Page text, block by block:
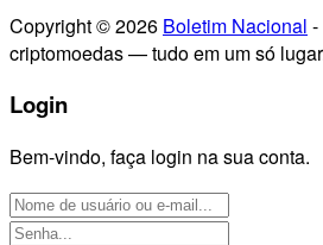
Copyright © 2026 Boletim Nacional
criptomoedas — tudo em um só
Login
Bem-vindo, faça login na sua conta.